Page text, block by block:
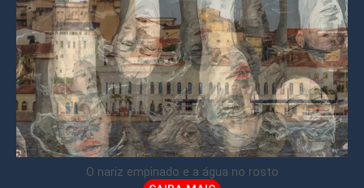
O nariz empinado e a água no rosto